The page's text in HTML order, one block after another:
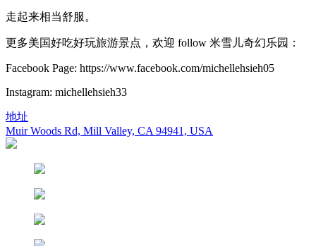
走起来相当舒服。
更多美国好吃好玩旅游景点，欢迎 follow 米雪儿奇幻乐园：
Facebook Page: https://www.facebook.com/michellehsieh05
Instagram: michellehsieh33
地址
Muir Woods Rd, Mill Valley, CA 94941, USA